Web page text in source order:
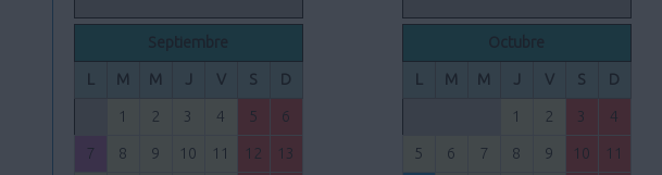
L M M J V S D
1 2 3 4 5 6
7 8 9 10 11 12 13
L M M J V S D
1 2 3 4
5 6 7 8 9 10 11